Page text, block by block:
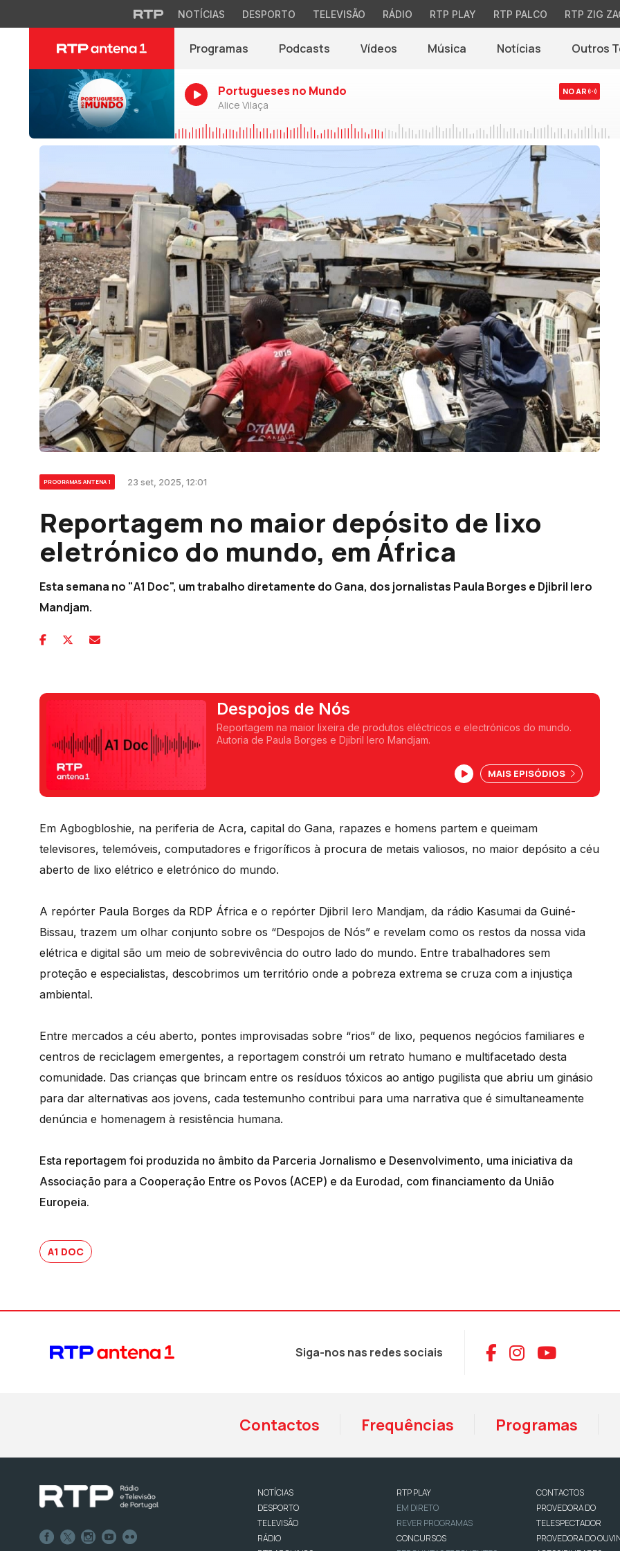
NOTÍCIAS DESPORTO TELEVISÃO RÁDIO RTP PLAY RTP PALCO RTP ZIG
Programas Podcasts Vídeos Música Notícias(abre em nova
Outros
Portugueses no Mundo
Alice Vilaça
NO AR
PROGRAMAS ANTENA 1 23 set, 2025, 12:01
Reportagem no maior depósito de lixo
eletrónico do mundo, em África
Esta semana no "A1 Doc", um trabalho diretamente do Gana, dos jornalistas Paula Borges e Djibril Iero
Mandjam.
Despojos de Nós
Reportagem na maior lixeira de produtos eléctricos e electrónicos do mundo.
Autoria de Paula Borges e Djibril Iero Mandjam.
MAIS EPISÓDIOS
Em Agbogbloshie, na periferia de Acra, capital do Gana, rapazes e homens partem e queimam
televisores, telemóveis, computadores e frigoríficos à procura de metais valiosos, no maior depósito a céu
aberto de lixo elétrico e eletrónico do mundo.
A repórter Paula Borges da RDP África e o repórter Djibril Iero Mandjam, da rádio Kasumai da Guiné-
Bissau, trazem um olhar conjunto sobre os “Despojos de Nós” e revelam como os restos da nossa vida
elétrica e digital são um meio de sobrevivência do outro lado do mundo. Entre trabalhadores sem
proteção e especialistas, descobrimos um território onde a pobreza extrema se cruza com a injustiça
ambiental.
Entre mercados a céu aberto, pontes improvisadas sobre “rios” de lixo, pequenos negócios familiares e
centros de reciclagem emergentes, a reportagem constrói um retrato humano e multifacetado desta
comunidade. Das crianças que brincam entre os resíduos tóxicos ao antigo pugilista que abriu um ginásio
para dar alternativas aos jovens, cada testemunho contribui para uma narrativa que é simultaneamente
denúncia e homenagem à resistência humana.
Esta reportagem foi produzida no âmbito da Parceria Jornalismo e Desenvolvimento, uma iniciativa da
Associação para a Cooperação Entre os Povos (ACEP) e da Eurodad, com financiamento da União
Europeia.
A1 DOC
Siga-nos nas redes sociais Aceder ao
Aceder ao
Aceder
Contactos Frequências Programas
NOTÍCIAS
DESPORTO
TELEVISÃO
RÁDIO
RTP PLAY
EM DIRETO
REVER PROGRAMAS
CONCURSOS
CONTACTOS
PROVEDORA DO
TELESPECTADOR
PROVEDORA DO